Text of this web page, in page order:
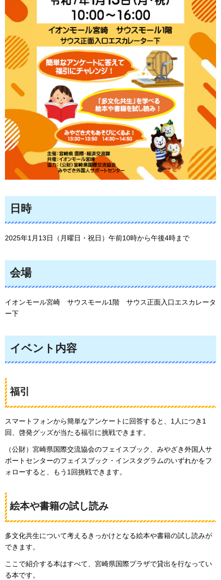
日時
2025年1月13日（月曜日・祝日）午前10時から午後4時まで
会場
イオンモール宮崎 サウスモール1階 サウス正面入口エスカレータ
ー下
イベント内容
福引
スマートフォンから簡単なアンケートに回答すると、1人につき1
回、啓発グッズが当たる福引に挑戦できます。
（公財）宮崎県国際交流協会のフェイスブック、みやざき外国人サ
ポートセンターのフェイスブック・インスタグラムのいずれかをフ
ォローすると、もう1回挑戦できます。
絵本や書籍の試し読み
多文化共生について考えるきっかけとなる絵本や書籍の試し読みが
できます。
ここで紹介する本はすべて、宮崎県国際プラザで貸出を行なってい
る本です。